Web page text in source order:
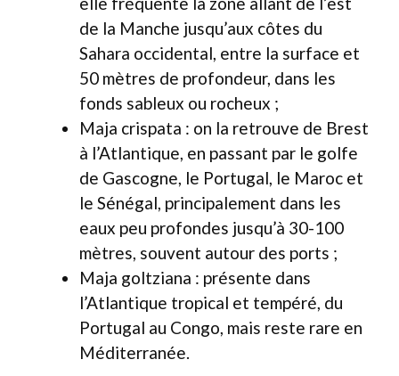
de la Manche jusqu’aux côtes du
Sahara occidental, entre la surface et
50 mètres de profondeur, dans les
fonds sableux ou rocheux ;
Maja crispata : on la retrouve de Brest
à l’Atlantique, en passant par le golfe
de Gascogne, le Portugal, le Maroc et
le Sénégal, principalement dans les
eaux peu profondes jusqu’à 30-100
mètres, souvent autour des ports ;
Maja goltziana : présente dans
l’Atlantique tropical et tempéré, du
Portugal au Congo, mais reste rare en
Méditerranée.